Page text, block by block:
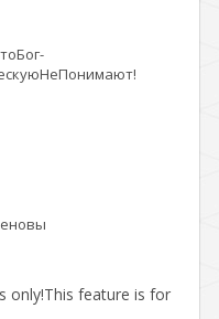
only!This feature is for